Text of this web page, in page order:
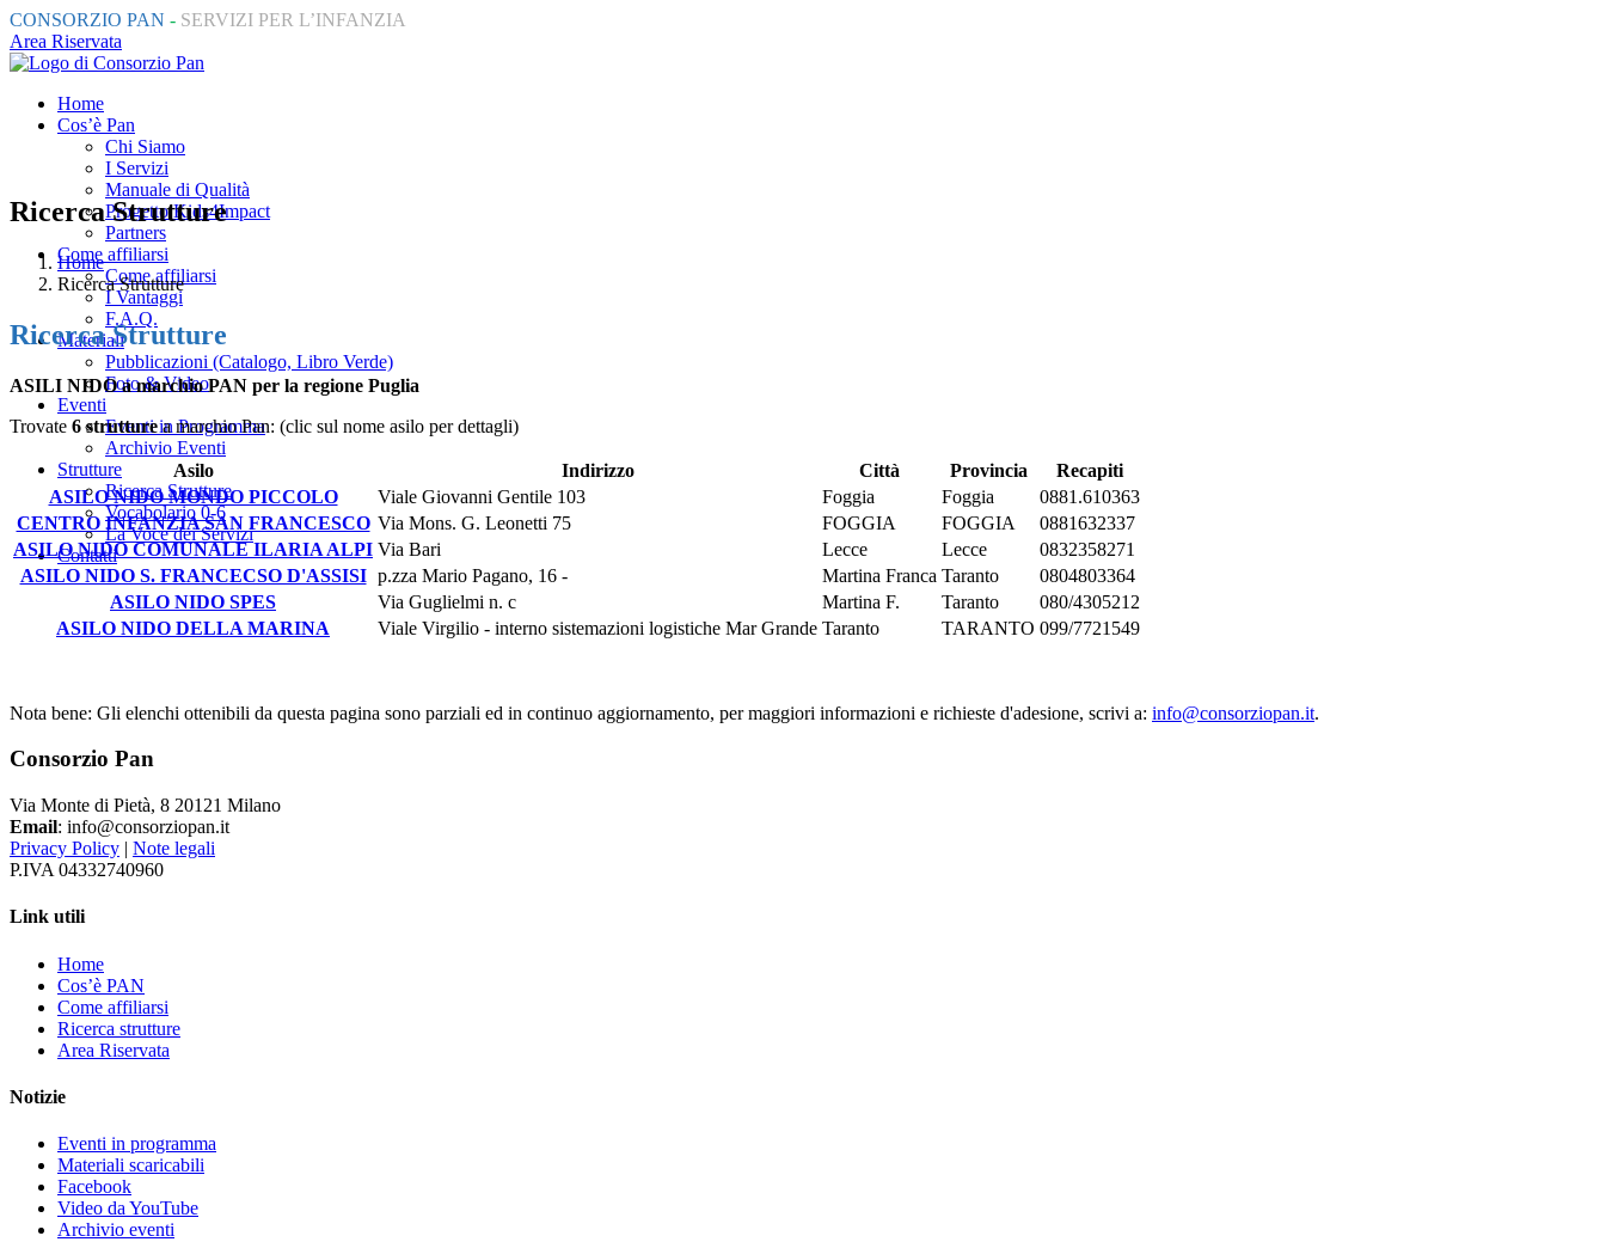
CONSORZIO PAN - SERVIZI PER L’INFANZIA
Area Riservata
Home
Cos’è Pan
Chi Siamo
I Servizi
Manuale di Qualità
Progetto Kids4Impact
Partners
Come affiliarsi
Come affiliarsi
I Vantaggi
F.A.Q.
Materiali
Pubblicazioni (Catalogo, Libro Verde)
Foto & Video
Eventi
Eventi in Programma
Archivio Eventi
Strutture
Ricerca Strutture
Vocabolario 0-6
La Voce dei Servizi
Contatti
Ricerca Strutture
Home
Ricerca Strutture
Ricerca Strutture
ASILI NIDO a marchio PAN per la regione Puglia
Trovate 6 strutturea marchio Pan: (clic sul nome asilo per dettagli)
Asilo Indirizzo Città Provincia
Recapiti
ASILO NIDO MONDO PICCOLO
Viale Giovanni Gentile 103 Foggia Foggia
0881.610363
CENTRO INFANZIA SAN FRANCESCO Via Mons. G. Leonetti 75 FOGGIA FOGGIA
0881632337
ASILO NIDO COMUNALE ILARIA ALPI Via Bari Lecce Lecce
0832358271
ASILO NIDO S. FRANCECSO D'ASSISI p.zza Mario Pagano, 16 - Martina Franca Taranto
0804803364
ASILO NIDO SPES
Via Guglielmi n. c Martina F. Taranto
080/4305212
ASILO NIDO DELLA MARINA
Viale Virgilio - interno sistemazioni logistiche Mar Grande Taranto TARANTO 099/7721549
Nota bene: Gli elenchi ottenibili da questa pagina sono parziali ed in continuo aggiornamento, per maggiori informazioni e richieste d'adesione, scrivi a: info@consorziopan.it.
Consorzio Pan
Via Monte di Pietà, 8 20121 Milano
Email: info@consorziopan.it
Privacy Policy | Note legali
P.IVA 04332740960
Link utili
Home
Cos’è PAN
Come affiliarsi
Ricerca strutture
Area Riservata
Notizie
Eventi in programma
Materiali scaricabili
Facebook
Video da YouTube
Archivio eventi